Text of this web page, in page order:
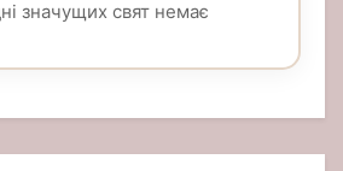
значущих свят немає